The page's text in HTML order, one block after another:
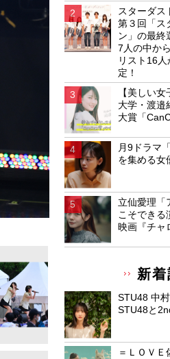
スターダス
第３回「ス
ン」の最終
7人の中か
リスト16
定！
【美しい
大学・渡邉
大賞「
月9ドラマ
を集める女
立仙愛理「
こそできる
映画『チャ
新着
STU48 中
STU48と
＝ＬＯＶＥ